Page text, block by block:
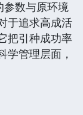
参数与原环境
于追求高成活
把引种成功率
学管理层面，